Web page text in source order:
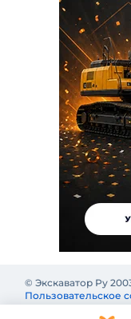
© Экскаватор Ру
Пользовательское
Политика